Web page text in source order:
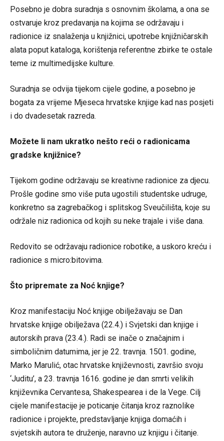
Posebno je dobra suradnja s osnovnim školama, a ona se
ostvaruje kroz predavanja na kojima se održavaju i
radionice iz snalaženja u knjižnici, upotrebe knjižničarskih
alata poput kataloga, korištenja referentne zbirke te ostale
teme iz multimedijske kulture.
Suradnja se odvija tijekom cijele godine, a posebno je
bogata za vrijeme Mjeseca hrvatske knjige kad nas posjeti
i do dvadesetak razreda.
Možete li nam ukratko nešto reći o radionicama
gradske knjižnice?
Tijekom godine održavaju se kreativne radionice za djecu.
Prošle godine smo više puta ugostili studentske udruge,
konkretno sa zagrebačkog i splitskog Sveučilišta, koje su
održale niz radionica od kojih su neke trajale i više dana.
Redovito se održavaju radionice robotike, a uskoro kreću i
radionice s micro:bitovima.
Što pripremate za Noć knjige?
Kroz manifestaciju Noć knjige obilježavaju se Dan
hrvatske knjige obilježava (22.4.) i Svjetski dan knjige i
autorskih prava (23.4.). Radi se inače o značajnim i
simboličnim datumima, jer je 22. travnja. 1501. godine,
Marko Marulić, otac hrvatske književnosti, završio svoju
‘Juditu’, a 23. travnja 1616. godine je dan smrti velikih
književnika Cervantesa, Shakespearea i de la Vege. Cilj
cijele manifestacije je poticanje čitanja kroz raznolike
radionice i projekte, predstavljanje knjiga domaćih i
svjetskih autora te druženje, naravno uz knjigu i čitanje.